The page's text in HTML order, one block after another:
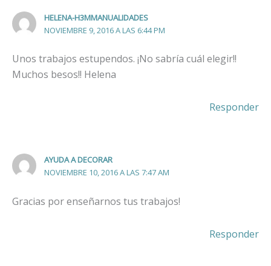
HELENA-H3MMANUALIDADES
NOVIEMBRE 9, 2016 A LAS 6:44 PM
Unos trabajos estupendos. ¡No sabría cuál elegir!!
Muchos besos!! Helena
Responder
AYUDA A DECORAR
NOVIEMBRE 10, 2016 A LAS 7:47 AM
Gracias por enseñarnos tus trabajos!
Responder